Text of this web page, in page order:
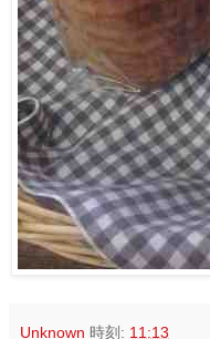
Unknown 時刻: 11:13